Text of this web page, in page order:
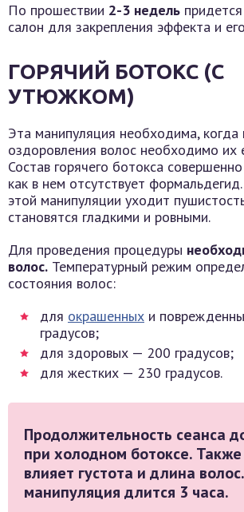
По прошествии 2-3 недель
салон для закрепления эффекта и
ГОРЯЧИЙ БОТОКС (С
УТЮЖКОМ)
Эта манипуляция необходима, когда
оздоровления волос необходимо их
Состав горячего ботокса
как в нем отсутствует
этой манипуляции уходит
становятся гладкими и ровными.
Для проведения процедуры
волос. Температурный режим
состояния волос:
для окрашенных и
градусов;
для здоровых — 200 градусов;
для жестких — 230 градусов.
Продолжительность сеанса
при холодном ботоксе.
влияет густота и длина
манипуляция длится 3 часа.